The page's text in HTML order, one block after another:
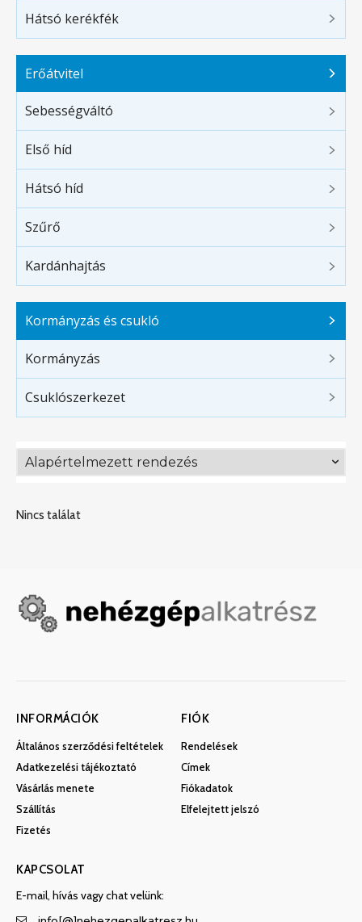
Hátsó kerékfék
Erőátvitel
Sebességváltó
Első híd
Hátsó híd
Szűrő
Kardánhajtás
Kormányzás és csukló
Kormányzás
Csuklószerkezet
Nincs találat
INFORMÁCIÓK
Általános szerződési feltételek
Adatkezelési tájékoztató
Vásárlás menete
Szállítás
Fizetés
FIÓK
Rendelések
Címek
Fiókadatok
Elfelejtett jelszó
KAPCSOLAT
E-mail, hívás vagy chat velünk: